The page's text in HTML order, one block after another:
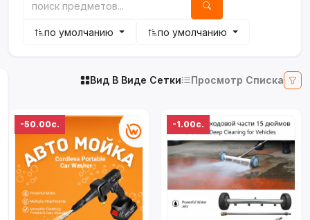
по умолчанию по умолчанию
Вид В Виде Сетки Просмотр Списка
-50.00с. -1.00с.